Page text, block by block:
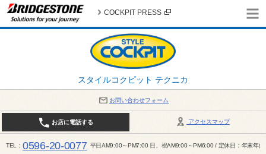
スタイルコクピット テクニカ
COCKPIT PRESS
お問い合わせフォーム
アクセスマップ
お店に電話する
TEL 0596-20-0077 平日AM9:00～PM7:00 日、祝AM9:00～PM6:00 / 定休日：年末年